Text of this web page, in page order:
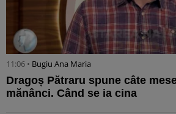
11:06 • Bugiu ⁠Ana Maria
Dragoș Pătraru spune câte
mănânci. Când se ia cina